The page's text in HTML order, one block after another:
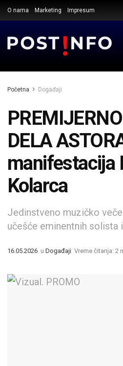
O nama Marketing Impresum
Početna Događaji
DELA
manifestacija
Kolarca
Jedinstveno muzičko
učešće eminentnih solista
16.05.2026 u Događaji Vreme čitanja: 2